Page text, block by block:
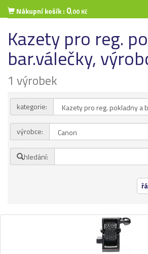
Nákupní košík : 0,00 Kč
Přihlášení zákazníka
Přihlásit se
Kategorie Výrobci
pro inkoustové tiskárny
Kazety pro reg.
bar.válečky,
1 výrobek
kategorie:
výrobce:
hledání: